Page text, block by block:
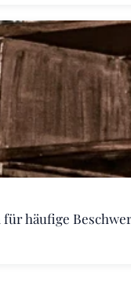
häufige